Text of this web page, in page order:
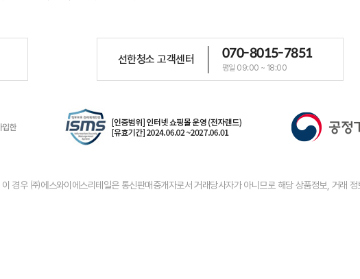
선한청소 고객센터 070-8015-7851
평일 09:00 ~ 18:00
경우 ㈜에스와이에스리테일은 통신판매중개자로서 거래당사자가 아니므로 해당 상품정보, 거래 정